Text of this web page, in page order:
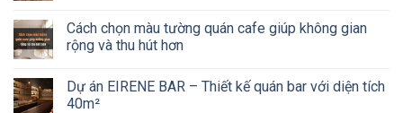
Cách chọn màu tường quán cafe giúp không gian
rộng và thu hút hơn
Dự án EIRENE BAR – Thiết kế quán bar với diện tích
40m²